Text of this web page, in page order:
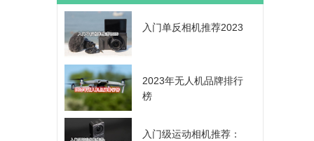
入门单反相机推荐2023
2023年无人机品牌排行
榜
入门级运动相机推荐：